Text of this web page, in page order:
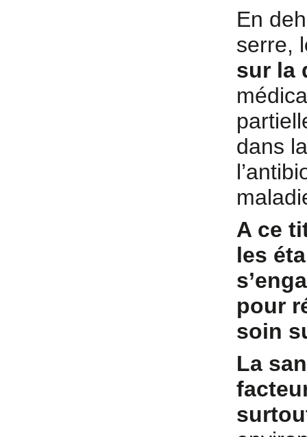
En
serre, l
sur la
dans
A ce
les
pour
soin
La